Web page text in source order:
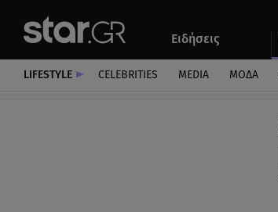
Ειδήσεις
Αυτοκίνητο
LIFESTYLE CELEBRITIES MEDIA ΜΟΔΑ